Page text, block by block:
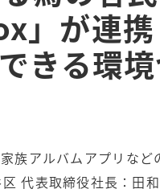
」が連
きる環
族アルバムアプリな
代表取締役社長：田